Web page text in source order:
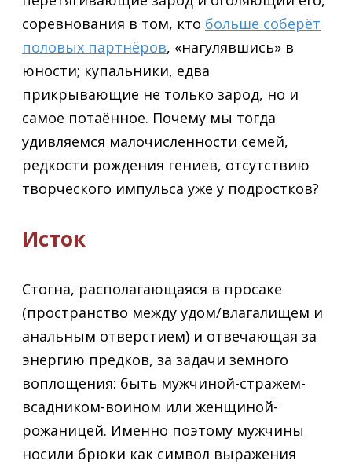
соревнования в том, кто больше соберёт
половых партнёров, «нагулявшись» в
юности; купальники, едва
прикрывающие не только зарод, но и
самое потаённое. Почему мы тогда
удивляемся малочисленности семей,
редкости рождения гениев, отсутствию
творческого импульса уже у подростков?
Исток
Стогна, располагающаяся в просаке
(пространство между удом/влагалищем и
анальным отверстием) и отвечающая за
энергию предков, за задачи земного
воплощения: быть мужчиной-стражем-
всадником-воином или женщиной-
рожаницей. Именно поэтому мужчины
носили брюки как символ выражения